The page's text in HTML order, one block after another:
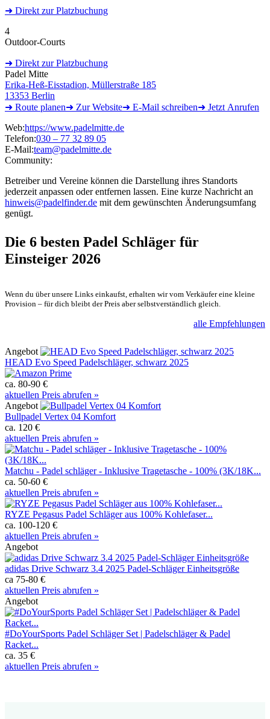
➜ Direkt zur Platzbuchung
4
Outdoor-Courts
➜ Direkt zur Platzbuchung
Padel Mitte
Erika-Heß-Eisstadion, Müllerstraße 185
13353 Berlin
➜ Route planen➜ ZurWebsite➜ E-Mail schreiben➜ Jetzt Anrufen
Web:https://www.padelmitte.de
Telefon:030 – 77 32 89 05
E-Mail:team@padelmitte.de
Community:
Betreiber und Vereine können die Darstellung ihres Standorts
jederzeit anpassen oder entfernen lassen. Eine kurze Nachricht an
hinweis@padelfinder.de mit dem gewünschten Änderungsumfang
genügt.
Die 6 besten Padel Schläger für
Einsteiger 2026
Wenn du über unsere Links einkaufst, erhalten wir vom Verkäufer eine kleine
Provision – für dich bleibt der Preis aber selbstverständlich gleich.
alle Empfehlungen
Angebot
HEAD Evo Speed Padelschläger, schwarz 2025
ca. 80-90 €
aktuellen Preis abrufen »
Angebot
Bullpadel Vertex 04 Komfort
ca. 120 €
aktuellen Preis abrufen »
Matchu - Padel schläger - Inklusive Tragetasche - 100% (3K/18K...
ca. 50-60 €
aktuellen Preis abrufen »
RYZE Pegasus Padel Schläger aus 100% Kohlefaser...
ca. 100-120 €
aktuellen Preis abrufen »
Angebot
adidas Drive Schwarz 3.4 2025 Padel-Schläger Einheitsgröße
ca 75-80 €
aktuellen Preis abrufen »
Angebot
#DoYourSports Padel Schläger Set | Padelschläger & Padel
Racket...
ca. 35 €
aktuellen Preis abrufen »